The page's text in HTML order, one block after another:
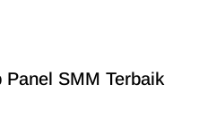
SMM Terbaik